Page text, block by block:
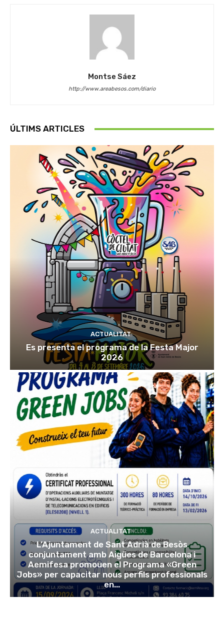
Montse Sáez
http://www.areabesos.com/diario
ÚLTIMS ARTICLES
ACTUALITAT
Es presenta el programa de la Festa Major
2026
ACTUALITAT
L’Ajuntament de Sant Adrià de Besòs
conjuntament amb Aigües de Barcelona i
Aemifesa promouen el Programa «Green
Jobs» per capacitar nous perfils professionals
en...